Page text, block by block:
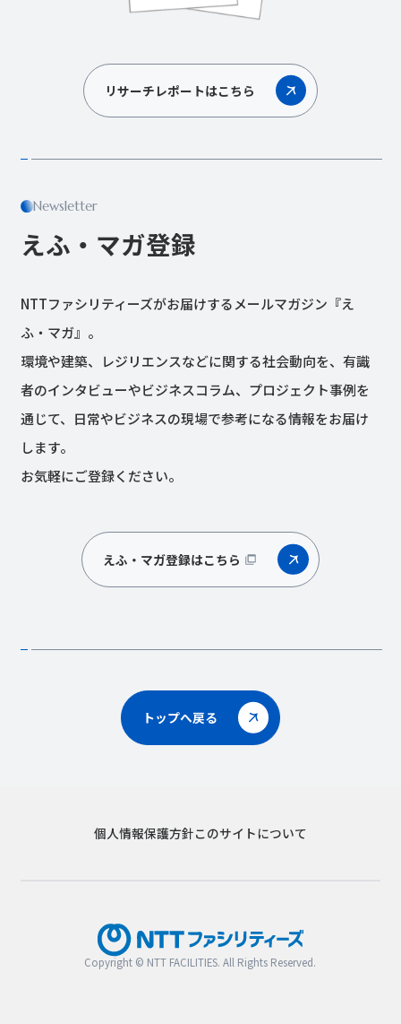
リサーチレポートはこちら
Newsletter
えふ・マガ登録
NTTファシリティーズがお届けするメールマガジン『え
ふ・マガ』。
環境や建築、レジリエンスなどに関する社会動向を、有識
者のインタビューやビジネスコラム、プロジェクト事例を
通じて、日常やビジネスの現場で参考になる情報をお届け
します。
お気軽にご登録ください。
えふ・マガ登録はこちら
トップへ戻る
個人情報保護方針このサイトについて
Copyright © NTT FACILITIES. All Rights Reserved.